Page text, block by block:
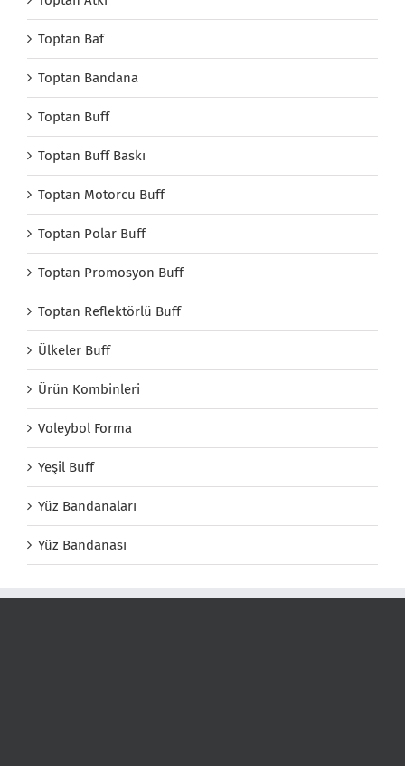
Toptan Baf
Toptan Bandana
Toptan Buff
Toptan Buff Baskı
Toptan Motorcu Buff
Toptan Polar Buff
Toptan Promosyon Buff
Toptan Reflektörlü Buff
Ülkeler Buff
Ürün Kombinleri
Voleybol Forma
Yeşil Buff
Yüz Bandanaları
Yüz Bandanası